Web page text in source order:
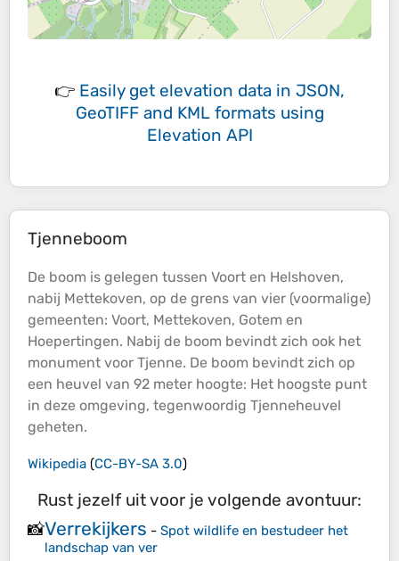
👉 Easily get elevation data in JSON,
GeoTIFF and KML formats using
Elevation API
Tjenneboom
De boom is gelegen tussen Voort en Helshoven,
nabij Mettekoven, op de grens van vier (voormalige)
gemeenten: Voort, Mettekoven, Gotem en
Hoepertingen. Nabij de boom bevindt zich ook het
monument voor Tjenne. De boom bevindt zich op
een heuvel van 92 meter hoogte: Het hoogste punt
in deze omgeving, tegenwoordig Tjenneheuvel
geheten.
Wikipedia (CC-BY-SA 3.0)
Rust jezelf uit voor je volgende avontuur:
📸Verrekijkers - Spot wildlife en bestudeer het
landschap van ver